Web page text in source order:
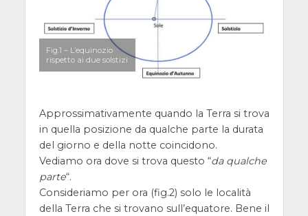
Fig.1 – L’equinozio
rispetto ai due solstizi
Approssimativamente quando la Terra si trova
in quella posizione da qualche parte la durata
del giorno e della notte coincidono.
Vediamo ora dove si trova questo “da qualche
parte“.
Consideriamo per ora (fig.2) solo le località
della Terra che si trovano sull’equatore. Bene il